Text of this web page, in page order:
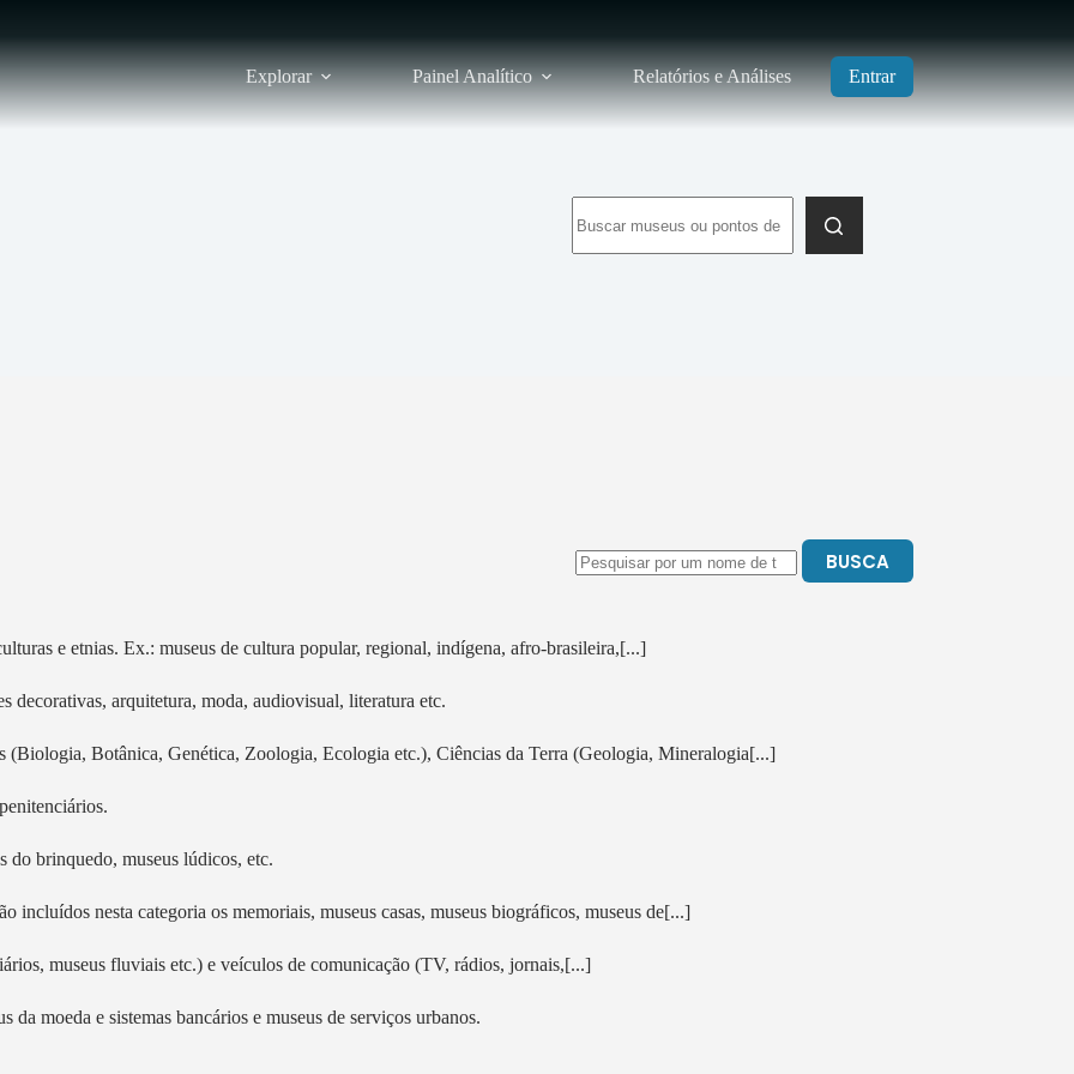
Explorar Painel Analítico Relatórios e Análises Entrar
resultados
BUSCA
e etnias. Ex.: museus de cultura popular, regional, indígena, afro-brasileira,[...]
decorativas, arquitetura, moda, audiovisual, literatura etc.
(Biologia, Botânica, Genética, Zoologia, Ecologia etc.), Ciências da Terra (Geologia, Mineralogia[...]
do brinquedo, museus lúdicos, etc.
incluídos nesta categoria os memoriais, museus casas, museus biográficos, museus de[...]
museus fluviais etc.) e veículos de comunicação (TV, rádios, jornais,[...]
moeda e sistemas bancários e museus de serviços urbanos.